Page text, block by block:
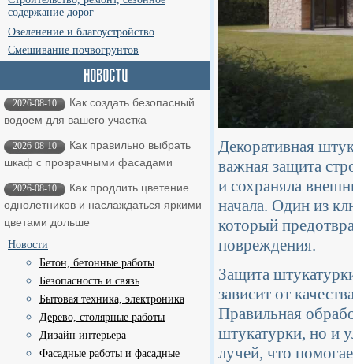
содержание дорог
Озеленение и благоустройство
Смешивание почвогрунтов
2026-08-10
Как создать безопасный
водоем для вашего участка
2026-08-10
Как правильно выбрать
шкаф с прозрачными фасадами
2026-08-10
Как продлить цветение
однолетников и наслаждаться яркими
цветами дольше
Новости
Бетон, бетонные работы
Безопасность и связь
Бытовая техника, электроника
Дерево, столярные работы
Дизайн интерьера
Фасадные работы и фасадные
Декоративная
важная защита
и сохраняла
начала. Один из
который
повреждения.
Защита
зависит от
Правильная
штукатурки, но и
лучей, что